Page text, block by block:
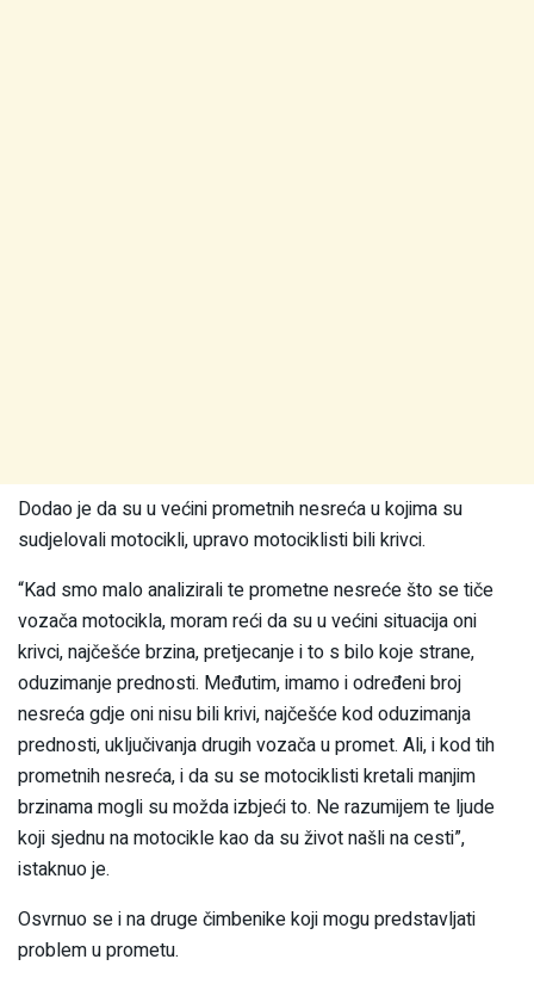
Dodao je da su u većini prometnih nesreća u kojima su
sudjelovali motocikli, upravo motociklisti bili krivci.
“Kad smo malo analizirali te prometne nesreće što se tiče
vozača motocikla, moram reći da su u većini situacija oni
krivci, najčešće brzina, pretjecanje i to s bilo koje strane,
oduzimanje prednosti. Međutim, imamo i određeni broj
nesreća gdje oni nisu bili krivi, najčešće kod oduzimanja
prednosti, uključivanja drugih vozača u promet. Ali, i kod tih
prometnih nesreća, i da su se motociklisti kretali manjim
brzinama mogli su možda izbjeći to. Ne razumijem te ljude
koji sjednu na motocikle kao da su život našli na cesti”,
istaknuo je.
Osvrnuo se i na druge čimbenike koji mogu predstavljati
problem u prometu.